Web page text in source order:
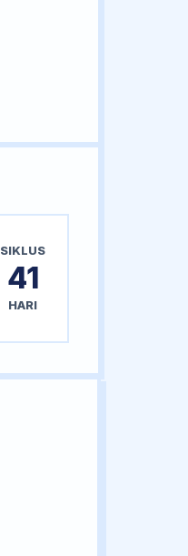
SIKLUS
41
HARI